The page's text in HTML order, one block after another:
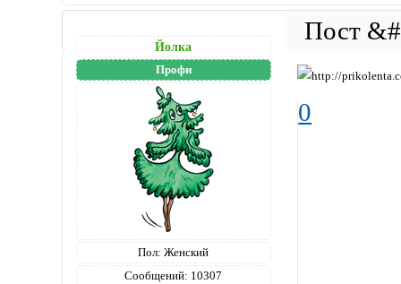
Йолка
Профи
Пол: Женский
Сообщений: 10307
0